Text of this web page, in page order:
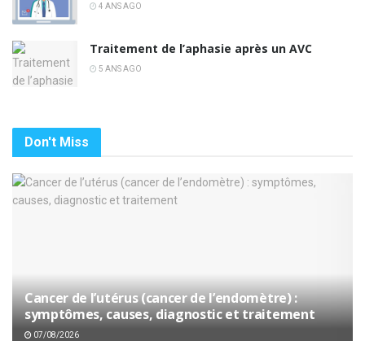
4 ANS AGO
Traitement de l’aphasie après un AVC
5 ANS AGO
Don't Miss
Cancer de l’utérus (cancer de l’endomètre) :
symptômes, causes, diagnostic et traitement
07/08/2026